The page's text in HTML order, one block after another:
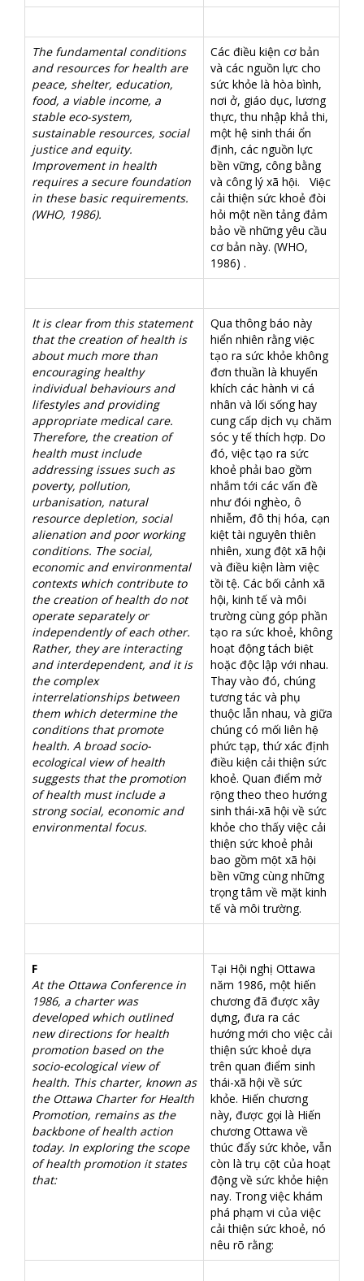
The fundamental conditions
and resources for health are
peace, shelter, education,
food, a viable income, a
stable eco-system,
sustainable resources, social
justice and equity.
Improvement in health
requires a secure foundation
in these basic requirements.
(WHO, 1986).
Các điều kiện cơ bản
và các nguồn lực cho
sức khỏe là hòa bình,
nơi ở, giáo dục, lương
thực, thu nhập khả thi,
một hệ sinh thái ổn
định, các nguồn lực
bền vững, công bằng
và công lý xã hội. Việc
cải thiện sức khoẻ đòi
hỏi một nền tảng đảm
bảo về những yêu cầu
cơ bản này. (WHO,
1986) .
It is clear from this statement
that the creation of health is
about much more than
encouraging healthy
individual behaviours and
lifestyles and providing
appropriate medical care.
Therefore, the creation of
health must include
addressing issues such as
poverty, pollution,
urbanisation, natural
resource depletion, social
alienation and poor working
conditions. The social,
economic and environmental
contexts which contribute to
the creation of health do not
operate separately or
independently of each other.
Rather, they are interacting
and interdependent, and it is
the complex
interrelationships between
them which determine the
conditions that promote
health. A broad socio-
ecological view of health
suggests that the promotion
of health must include a
strong social, economic and
environmental focus.
Qua thông báo này
hiển nhiên rằng việc
tạo ra sức khỏe không
đơn thuần là khuyến
khích các hành vi cá
nhân và lối sống hay
cung cấp dịch vụ chăm
sóc y tế thích hợp. Do
đó, việc tạo ra sức
khoẻ phải bao gồm
nhắm tới các vấn đề
như đói nghèo, ô
nhiễm, đô thị hóa, cạn
kiệt tài nguyên thiên
nhiên, xung đột xã hội
và điều kiện làm việc
tồi tệ. Các bối cảnh xã
hội, kinh tế và môi
trường cùng góp phần
tạo ra sức khoẻ, không
hoạt động tách biệt
hoặc độc lập với nhau.
Thay vào đó, chúng
tương tác và phụ
thuộc lẫn nhau, và giữa
chúng có mối liên hệ
phức tạp, thứ xác định
điều kiện cải thiện sức
khoẻ. Quan điểm mở
rộng theo theo hướng
sinh thái-xã hội về sức
khỏe cho thấy việc cải
thiện sức khoẻ phải
bao gồm một xã hội
bền vững cùng những
trọng tâm về mặt kinh
tế và môi trường.
F
At the Ottawa Conference in
1986, a charter was
developed which outlined
new directions for health
promotion based on the
socio-ecological view of
health. This charter, known as
the Ottawa Charter for Health
Promotion, remains as the
backbone of health action
today. In exploring the scope
of health promotion it states
that:
Tại Hội nghị Ottawa
năm 1986, một hiến
chương đã được xây
dựng, đưa ra các
hướng mới cho việc cải
thiện sức khoẻ dựa
trên quan điểm sinh
thái-xã hội về sức
khỏe. Hiến chương
này, được gọi là Hiến
chương Ottawa về
thúc đẩy sức khỏe, vẫn
còn là trụ cột của hoạt
động về sức khỏe hiện
nay. Trong việc khám
phá phạm vi của việc
cải thiện sức khoẻ, nó
nêu rõ rằng: